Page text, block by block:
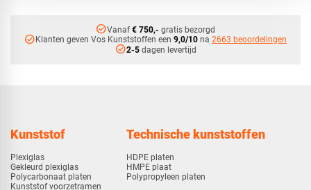
check_circleVanaf€ 750,- gratis bezorgd
check_circleKlanten geven Vos Kunststoffen een 9,0/10 na 2663 beoordelingen
check_circle2-5dagen levertijd
Kunststof
Plexiglas
Gekleurd plexiglas
Polycarbonaat platen
Kunststof voorzetramen
Technische kunststoffen
HDPE platen
HMPE plaat
Polypropyleen platen